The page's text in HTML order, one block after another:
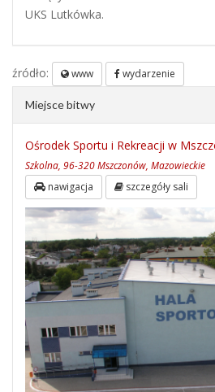
UKS Lutkówka.
źródło: www wydarzenie
Miejsce bitwy
Ośrodek Sportu i Rekreacji w
Szkolna, 96-320 Mszczonów, Mazowieckie
nawigacja szczegóły sali